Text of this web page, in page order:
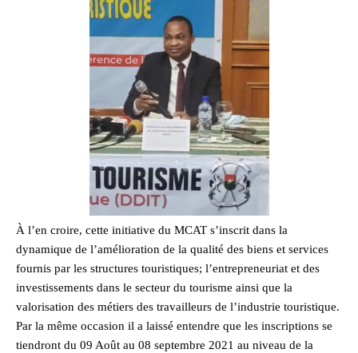
À l’en croire, cette initiative du MCAT s’inscrit dans la
dynamique de l’amélioration de la qualité des biens et services
fournis par les structures touristiques; l’entrepreneuriat et des
investissements dans le secteur du tourisme ainsi que la
valorisation des métiers des travailleurs de l’industrie touristique.
Par la même occasion il a laissé entendre que les inscriptions se
tiendront du 09 Août au 08 septembre 2021 au niveau de la